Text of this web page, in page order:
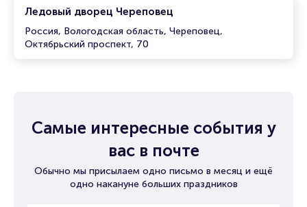
Ледовый дворец Череповец
Россия, Вологодская область, Череповец,
Октябрьский проспект, 70
Самые интересные события у
вас в почте
Обычно мы присылаем одно письмо в месяц и ещё
одно накануне больших праздников